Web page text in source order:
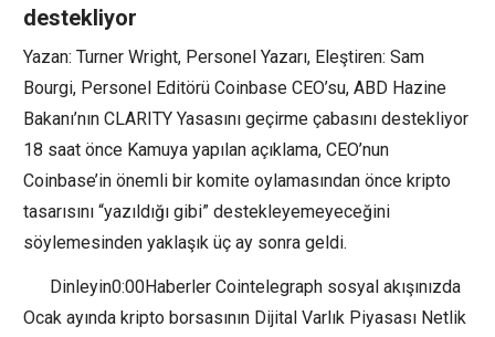
destekliyor
Yazan: Turner Wright, Personel Yazarı, Eleştiren: Sam
Bourgi, Personel Editörü Coinbase CEO’su, ABD Hazine
Bakanı’nın CLARITY Yasasını geçirme çabasını destekliyor
18 saat önce Kamuya yapılan açıklama, CEO’nun
Coinbase’in önemli bir komite oylamasından önce kripto
tasarısını “yazıldığı gibi” destekleyemeyeceğini
söylemesinden yaklaşık üç ay sonra geldi.
Dinleyin0:00Haberler Cointelegraph sosyal akışınızda
Ocak ayında kripto borsasının Dijital Varlık Piyasası Netlik